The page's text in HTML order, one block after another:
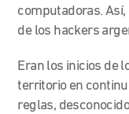
computadoras.Así,
de los hackers
Eran los inicios de
territorio en
reglas,